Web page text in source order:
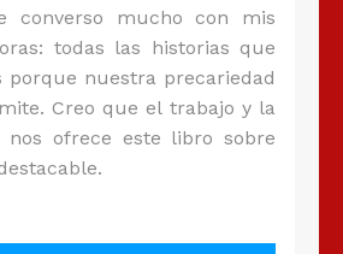
converso mucho con mis
todas las historias que
porque nuestra precariedad
Creo que el trabajo y la
nos ofrece este libro sobre